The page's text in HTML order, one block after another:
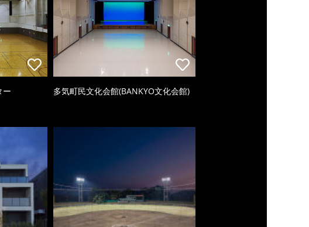
ー 多気町民文化会館(BANKYO文化会館)